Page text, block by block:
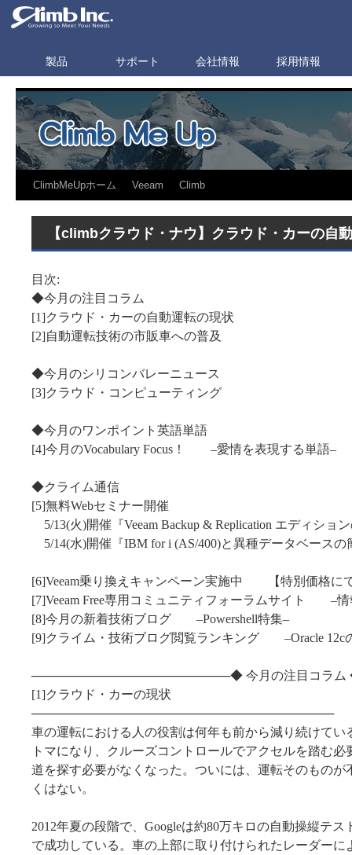
製品 サポート 会社情報 採用情報
ClimbMeUpホーム Veeam Climb
【climbクラウド・ナウ】クラウド・カーの自
目次:
◆今月の注目コラム
[1]クラウド・カーの自動運転の現状
[2]自動運転技術の市販車への普及
◆今月のシリコンバレーニュース
[3]クラウド・コンピューティング
◆今月のワンポイント英語単語
[4]今月のVocabulary Focus！ –愛情を表現する単語–
◆クライム通信
[5]無料Webセミナー開催
5/13(火)開催『Veeam Backup & Replication エディショ
5/14(水)開催『IBM for i (AS/400)と異種データベースの
[6]Veeam乗り換えキャンペーン実施中 【特別価格に
[7]Veeam Free専用コミュニティフォーラムサイト –情
[8]今月の新着技術ブログ –Powershell特集–
[9]クライム・技術ブログ閲覧ランキング –Oracle 12c
───────────────────────◆ 今月の注目コラ
[1]クラウド・カーの現状
───────────────────────────────────
車の運転における人の役割は何年も前から減り続けてい
トマになり、クルーズコントロールでアクセルを踏む必
道を探す必要がなくなった。ついには、運転そのものが
くはない。
2012年夏の段階で、Googleは約80万キロの自動操縦テス
で成功している。車の上部に取り付けられたレーダーに